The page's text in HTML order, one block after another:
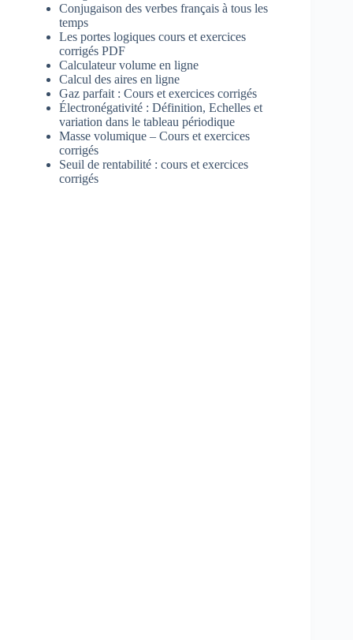
Conjugaison des verbes français à tous les
temps
Les portes logiques cours et exercices
corrigés PDF
Calculateur volume en ligne
Calcul des aires en ligne
Gaz parfait : Cours et exercices corrigés
Électronégativité : Définition, Echelles et
variation dans le tableau périodique
Masse volumique – Cours et exercices
corrigés
Seuil de rentabilité : cours et exercices
corrigés